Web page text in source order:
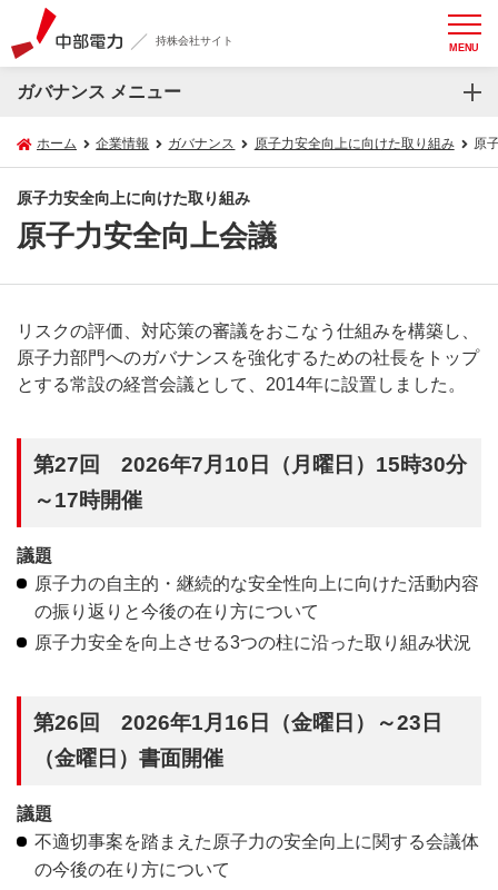
持株会社サイト MENU
ガバナンス メニュー
ホーム 企業情報 ガバナンス 原子力安全向上に向けた取り組み 原
原子力安全向上に向けた取り組み
原子力安全向上会議
リスクの評価、対応策の審議をおこなう仕組みを構築し、
原子力部門へのガバナンスを強化するための社長をトップ
とする常設の経営会議として、2014年に設置しました。
第27回 2026年7月10日（月曜日）15時30分
～17時開催
議題
原子力の自主的・継続的な安全性向上に向けた活動内容
の振り返りと今後の在り方について
原子力安全を向上させる3つの柱に沿った取り組み状況
第26回 2026年1月16日（金曜日）～23日
（金曜日）書面開催
議題
不適切事案を踏まえた原子力の安全向上に関する会議体
の今後の在り方について